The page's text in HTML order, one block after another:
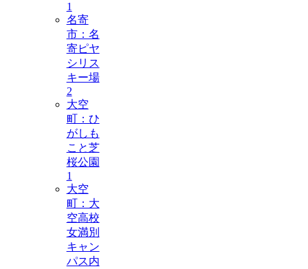
1
名寄
市：名
寄ピヤ
シリス
キー場
2
大空
町：ひ
がしも
こと芝
桜公園
1
大空
町：大
空高校
女満別
キャン
パス内